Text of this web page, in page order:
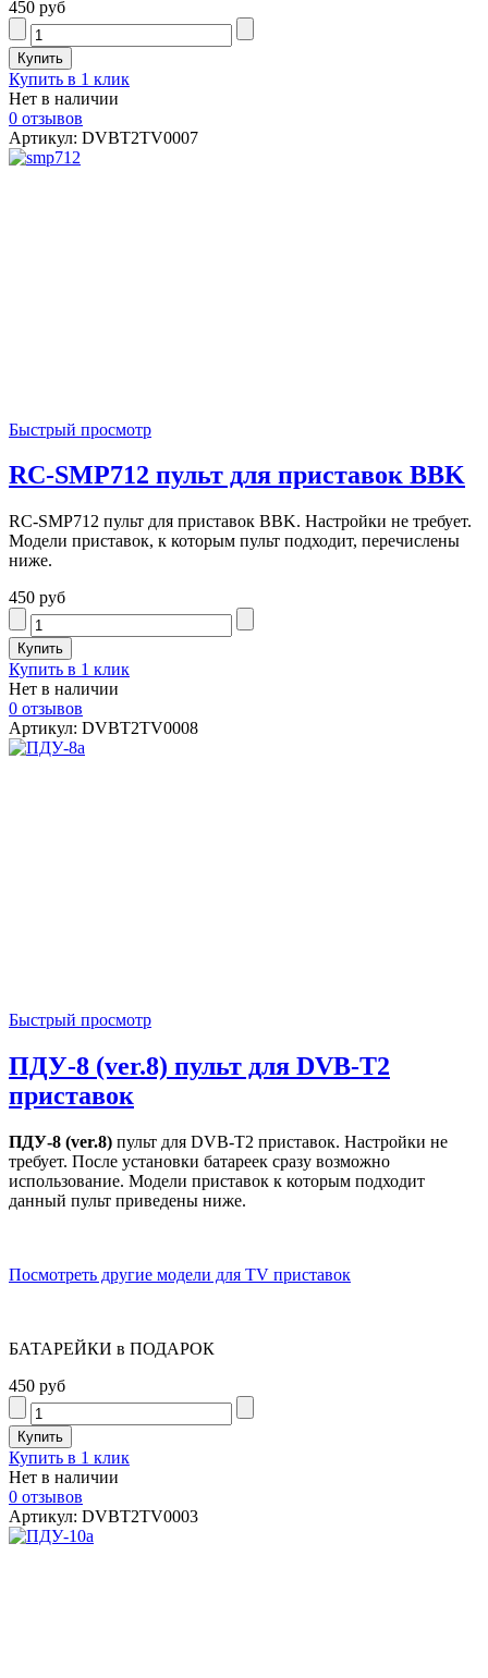
450 руб
Купить в 1 клик
Нет в наличии
0 отзывов
Артикул: DVBT2TV0007
Быстрый просмотр
RC-SMP712 пульт для приставок BBK
RC-SMP712 пульт для приставок BBK. Настройки не требует.
Модели приставок, к которым пульт подходит, перечислены
ниже.
450 руб
Купить в 1 клик
Нет в наличии
0 отзывов
Артикул: DVBT2TV0008
Быстрый просмотр
ПДУ-8 (ver.8) пульт для DVB-T2
приставок
ПДУ-8 (ver.8) пульт для DVB-T2 приставок. Настройки не
требует. После установки батареек сразу возможно
использование. Модели приставок к которым подходит
данный пульт приведены ниже.
Посмотреть другие модели для TV приставок
БАТАРЕЙКИ в ПОДАРОК
450 руб
Купить в 1 клик
Нет в наличии
0 отзывов
Артикул: DVBT2TV0003